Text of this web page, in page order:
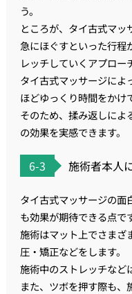
う。
ところが、タイ古式マッ
急にほぐすといった行程
レッチしていくアプロー
タイ古式マッサージによ
ほどゆっくり時間をかけ
そのため、揉み返しによ
の効果を実感できます。
6-3 施術者本人
タイ古式マッサージの面
も効果が期待できる点で
施術はマット上でさまざ
圧・矯正などをします。
施術中のストレッチなど
また、ツボを押す際も、